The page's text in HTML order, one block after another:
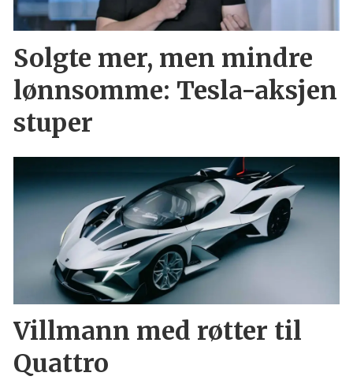
Solgte mer, men mindre
lønnsomme: Tesla-aksjen
stuper
Villmann med røtter til
Quattro